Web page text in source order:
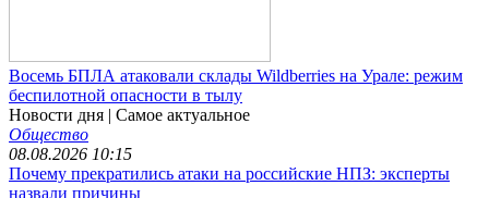
Восемь БПЛА атаковали склады Wildberries на Урале: режим
беспилотной опасности в тылу
Новости дня | Самое актуальное
Общество
08.08.2026 10:15
Почему прекратились атаки на российские НПЗ: эксперты
назвали причины